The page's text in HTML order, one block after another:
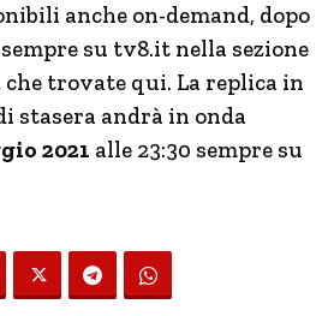
anche on-demand, dopo
su tv8.it nella sezione
che trovate qui. La replica in
stasera andrà in onda
2021 alle 23:30 sempre su